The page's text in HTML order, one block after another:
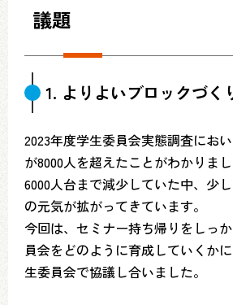
議題
1. よりよいブロックづく
2023年度学生委員会実態調査にお
が8000人を超えたことがわかりまし
6000人台まで減少していた中、少
の元気が拡がってきています。
今回は、セミナー持ち帰りをしっ
員会をどのように育成していくか
生委員会で協議し合いました。